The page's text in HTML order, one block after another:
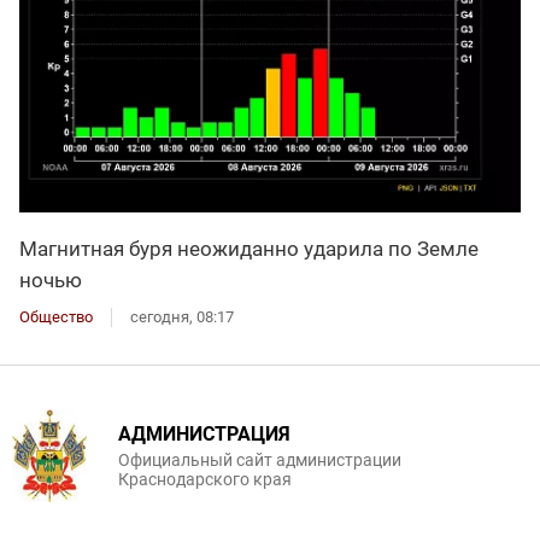
Магнитная буря неожиданно ударила по Земле
ночью
Общество сегодня, 08:17
АДМИНИСТРАЦИЯ
Официальный сайт администрации
Краснодарского края